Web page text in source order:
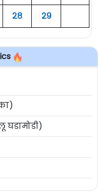
२८ २९
घडामोडी)